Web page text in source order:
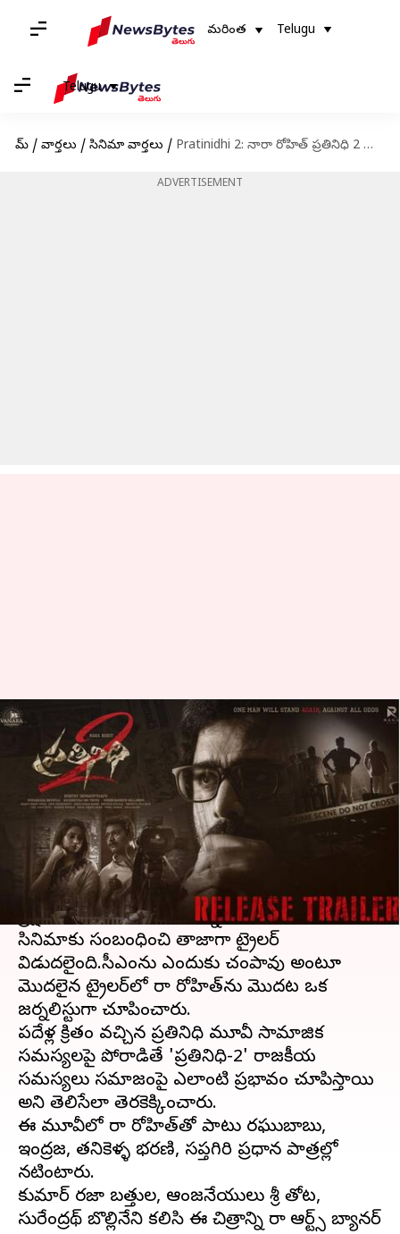
మరింత Telugu
Telugu
హోమ్ / వార్తలు / సినిమా వార్తలు / Pratinidhi 2: నారా రోహిత్ ప్రతినిధి 2 ట్రైలర్ రిలీజ్.. కాంట్రవర్సీని టచ్ చేసిన దర్శకుడు
ADVERTISEMENT
Pratinidhi 2: నారా రోహిత్ ప్రతినిధి 2
ట్రైలర్ రిలీజ్.. కాంట్రవర్సీని టచ్
చేసిన దర్శకుడు
వ్రాసిన వారు Stalin May 08, 2024 05:03 pm
ఈ వార్తాకథనం ఏంటి
నారా రోహిత్ కాస్త గ్యాప్ తర్వాత 'ప్రతినిధి 2 ' సినిమాతో
ప్రేక్షకుల ముందుకు రాబోతున్న సంగతి తెలిసిందే.
సినిమాకు సంబంధించి తాజాగా ట్రైలర్
విడుదలైంది.సీఎంను ఎందుకు చంపావు అంటూ
మొదలైన ట్రైలర్​లో నారా రోహిత్​ను మొదట ఒక
జర్నలిస్టుగా చూపించారు.
పదేళ్ల క్రితం వచ్చిన ప్రతినిధి మూవీ సామాజిక
సమస్యలపై పోరాడితే 'ప్రతినిధి-2' రాజకీయ
సమస్యలు సమాజంపై ఎలాంటి ప్రభావం చూపిస్తాయి
అని తెలిసేలా తెరకెక్కించారు.
ఈ మూవీలో నారా రోహిత్​తో పాటు రఘుబాబు,
ఇంద్రజ, తనికెళ్ళ భరణి, సప్తగిరి ప్రధాన పాత్రల్లో
నటింటారు.
కుమార్ రజా బత్తుల, ఆంజనేయులు శ్రీ తోట,
సురేంద్రనాథ్ బొల్లినేని కలిసి ఈ చిత్రాన్ని రానా ఆర్ట్స్ బ్యానర్